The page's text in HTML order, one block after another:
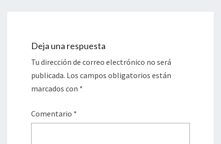
Deja una respuesta
Tu dirección de correo electrónico no será
publicada. Los campos obligatorios están
marcados con *
Comentario *